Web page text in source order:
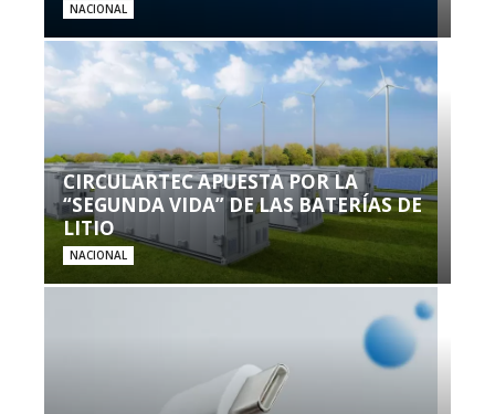
NACIONAL
CIRCULARTEC APUESTA POR LA
“SEGUNDA VIDA” DE LAS BATERÍAS DE
LITIO
NACIONAL